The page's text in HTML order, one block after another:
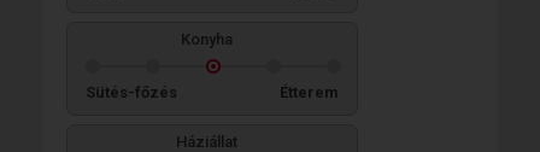
Konyha
Sütés-főzés Étterem
Háziállat